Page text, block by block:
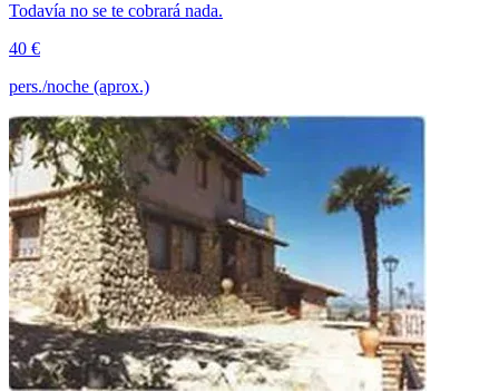
Todavía no se te cobrará nada.
40 €
pers./noche (aprox.)